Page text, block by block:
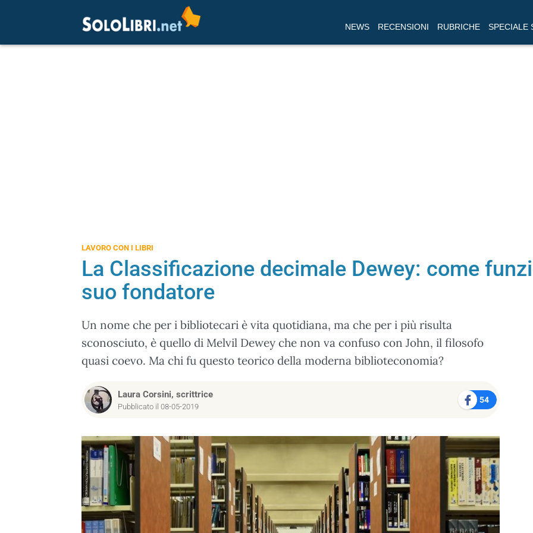
NEWS RECENSIONI RUBRICHE SPECIALE
LAVORO CON I LIBRI
La Classificazione decimale Dewey: come
suo fondatore
Un nome che per i bibliotecari è vita quotidiana, ma che per i più risulta
sconosciuto, è quello di Melvil Dewey che non va confuso con John, il filosofo
quasi coevo. Ma chi fu questo teorico della moderna biblioteconomia?
Laura Corsini, scrittrice
Pubblicato il 08-05-2019
54